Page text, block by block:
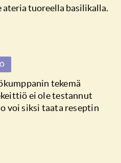
tuoreella basilikalla.
tekemä
ei ole testannut
voi siksi taata reseptin